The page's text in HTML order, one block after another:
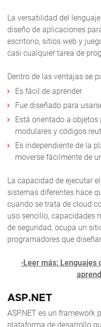
La versatilidad del
diseño de aplicaciones
escritorio, sitios web y
casi cualquier tarea de
Dentro de las ventajas se
Es fácil de aprender.
Fue diseñado para
Está orientado a
modulares y códigos
Es independiente de la
moverse fácilmente de
La capacidad de ejecutar
sistemas diferentes hace
cuando se trata de cloud
uso sencillo, capacidades
de seguridad, ocupa un
programadores que
-Leer más: Lenguajes
ASP.NET
ASP.NET es un framework
plataforma de desarrollo